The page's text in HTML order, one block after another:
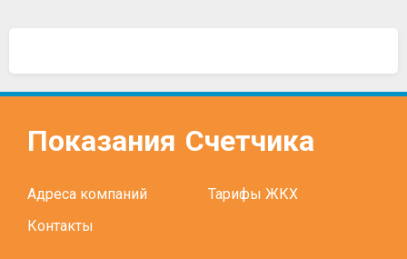
Показания Счетчика
Адреса компаний
Тарифы ЖКХ
Контакты